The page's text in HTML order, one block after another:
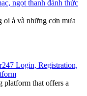
ngọt thanh đánh thức
oi ả và những cơn mưa
Login, Registration,
platform that offers a